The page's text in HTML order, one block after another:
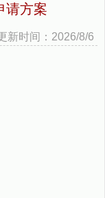
请方案
新时间：2026/8/6